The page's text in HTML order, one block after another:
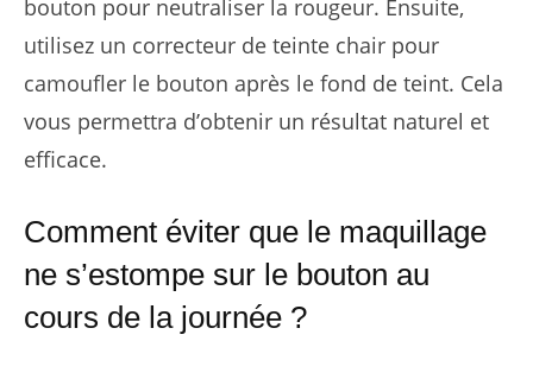
bouton pour neutraliser la rougeur. Ensuite,
utilisez un correcteur de teinte chair pour
camoufler le bouton après le fond de teint. Cela
vous permettra d’obtenir un résultat naturel et
efficace.
Comment éviter que le maquillage
ne s’estompe sur le bouton au
cours de la journée ?